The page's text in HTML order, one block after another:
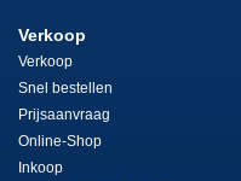
Verkoop
Verkoop
Snel bestellen
Prijsaanvraag
Online-Shop
Inkoop